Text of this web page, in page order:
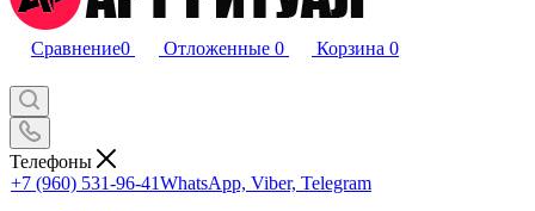
Сравнение0 Отложенные 0 Корзина 0
Телефоны
+7 (960) 531-96-41WhatsApp, Viber, Telegram